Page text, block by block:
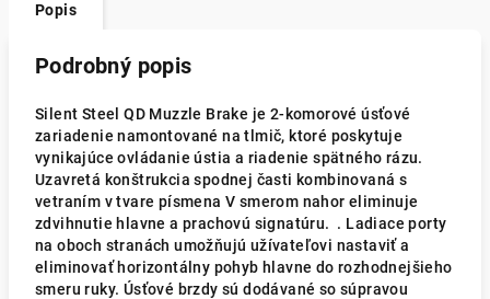
Popis
Podrobný popis
Silent Steel QD Muzzle Brake je 2-komorové úsťové
zariadenie namontované na tlmič, ktoré poskytuje
vynikajúce ovládanie ústia a riadenie spätného rázu.
Uzavretá konštrukcia spodnej časti kombinovaná s
vetraním v tvare písmena V smerom nahor eliminuje
zdvihnutie hlavne a prachovú signatúru. . Ladiace porty
na oboch stranách umožňujú užívateľovi nastaviť a
eliminovať horizontálny pohyb hlavne do rozhodnejšieho
smeru ruky. Úsťové brzdy sú dodávané so súpravou